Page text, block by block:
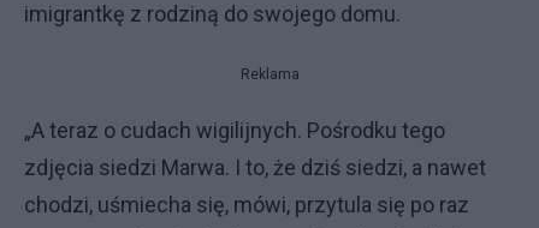
imigrantkę z rodziną do swojego domu.
Reklama
„A teraz o cudach wigilijnych. Pośrodku tego
zdjęcia siedzi Marwa. I to, że dziś siedzi, a nawet
chodzi, uśmiecha się, mówi, przytula się po raz